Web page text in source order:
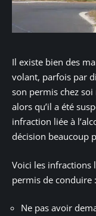
Il existe bien des
volant, parfois par
son permis chez
alors qu’il a été
infraction liée à
décision beaucoup
Voici les infractions
permis de conduire :
Ne pas avoir